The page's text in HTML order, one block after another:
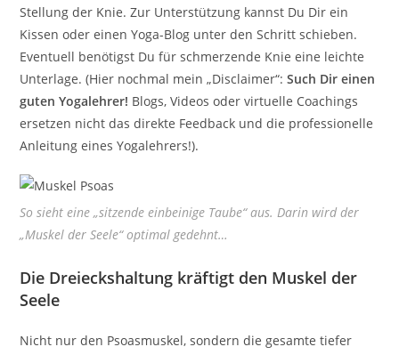
Stellung der Knie. Zur Unterstützung kannst Du Dir ein
Kissen oder einen Yoga-Blog unter den Schritt schieben.
Eventuell benötigst Du für schmerzende Knie eine leichte
Unterlage. (Hier nochmal mein „Disclaimer“:Such Dir einen
guten Yogalehrer! Blogs, Videos oder virtuelle Coachings
ersetzen nicht das direkte Feedback und die professionelle
Anleitung eines Yogalehrers!).
So sieht eine „sitzende einbeinige Taube“ aus. Darin wird der
„Muskel der Seele“ optimal gedehnt…
Die Dreieckshaltung kräftigt den Muskel der
Seele
Nicht nur den Psoasmuskel, sondern die gesamte tiefer